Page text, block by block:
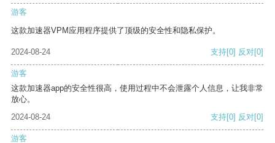
游客
这款加速器VPM应用程序提供了顶级的安全性和隐私保护。
2024-08-24 支持[0] 反对[0]
游客
这款加速器app的安全性很高，使用过程中不会泄露个人信息，让我非常
放心。
2024-08-24
支持[0] 反对[0]
游客